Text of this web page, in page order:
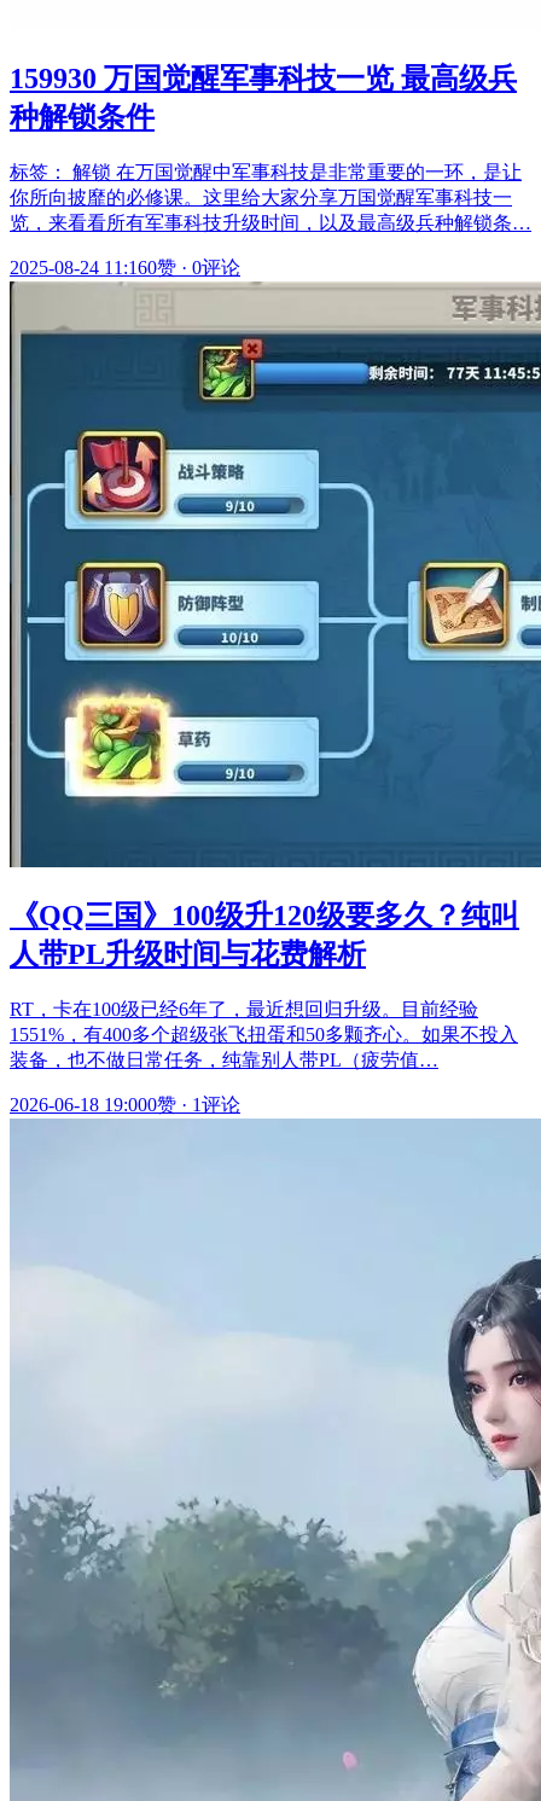
159930 万国觉醒军事科技一览 最高级兵
种解锁条件
标签： 解锁 在万国觉醒中军事科技是非常重要的一环，是让
你所向披靡的必修课。这里给大家分享万国觉醒军事科技一
览，来看看所有军事科技升级时间，以及最高级兵种解锁条…
2025-08-24 11:160赞 · 0评论
《QQ三国》100级升120级要多久？纯叫
人带PL升级时间与花费解析
RT，卡在100级已经6年了，最近想回归升级。目前经验
1551%，有400多个超级张飞扭蛋和50多颗齐心。如果不投入
装备，也不做日常任务，纯靠别人带PL（疲劳值…
2026-06-18 19:000赞 · 1评论